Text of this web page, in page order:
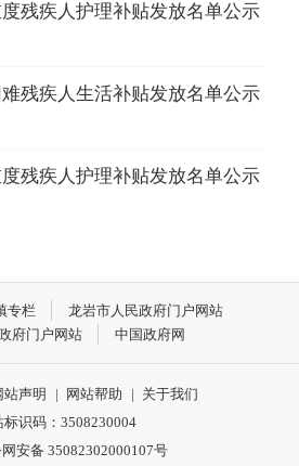
残疾人护理补贴发放名单公示
残疾人生活补贴发放名单公示
度残疾人护理补贴发放名单公示
专栏
龙岩市人民政府门户网站
府门户网站
中国政府网
站声明 | 网站帮助 | 关于我们
标识码：3508230004
安备 35082302000107号